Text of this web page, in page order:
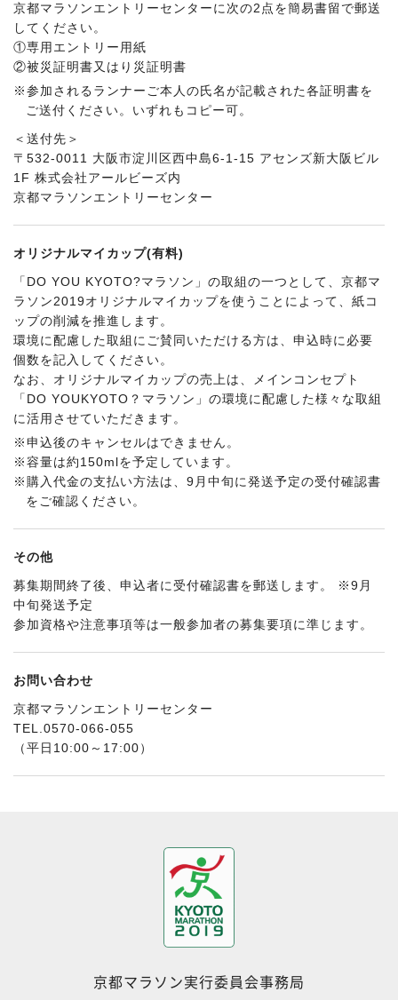
京都マラソンエントリーセンターに次の2点を簡易書留で郵送
してください。
①専用エントリー用紙
②被災証明書又はり災証明書
※参加されるランナーご本人の氏名が記載された各証明書を
ご送付ください。いずれもコピー可。
＜送付先＞
〒532-0011 大阪市淀川区西中島6-1-15 アセンズ新大阪ビル
1F 株式会社アールビーズ内
京都マラソンエントリーセンター
オリジナルマイカップ(有料)
「DO YOU KYOTO?マラソン」の取組の一つとして、京都マ
ラソン2019オリジナルマイカップを使うことによって、紙コ
ップの削減を推進します。
環境に配慮した取組にご賛同いただける方は、申込時に必要
個数を記入してください。
なお、オリジナルマイカップの売上は、メインコンセプト
「DO YOUKYOTO？マラソン」の環境に配慮した様々な取組
に活用させていただきます。
※申込後のキャンセルはできません。
※容量は約150mlを予定しています。
※購入代金の支払い方法は、9月中旬に発送予定の受付確認書
をご確認ください。
その他
募集期間終了後、申込者に受付確認書を郵送します。 ※9月
中旬発送予定
参加資格や注意事項等は一般参加者の募集要項に準じます。
お問い合わせ
京都マラソンエントリーセンター
TEL.0570-066-055
（平日10:00～17:00）
京都マラソン実行委員会事務局